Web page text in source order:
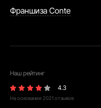
Франшиза Conte
Наш рейтинг
4.3
На основании 2021 отзывов